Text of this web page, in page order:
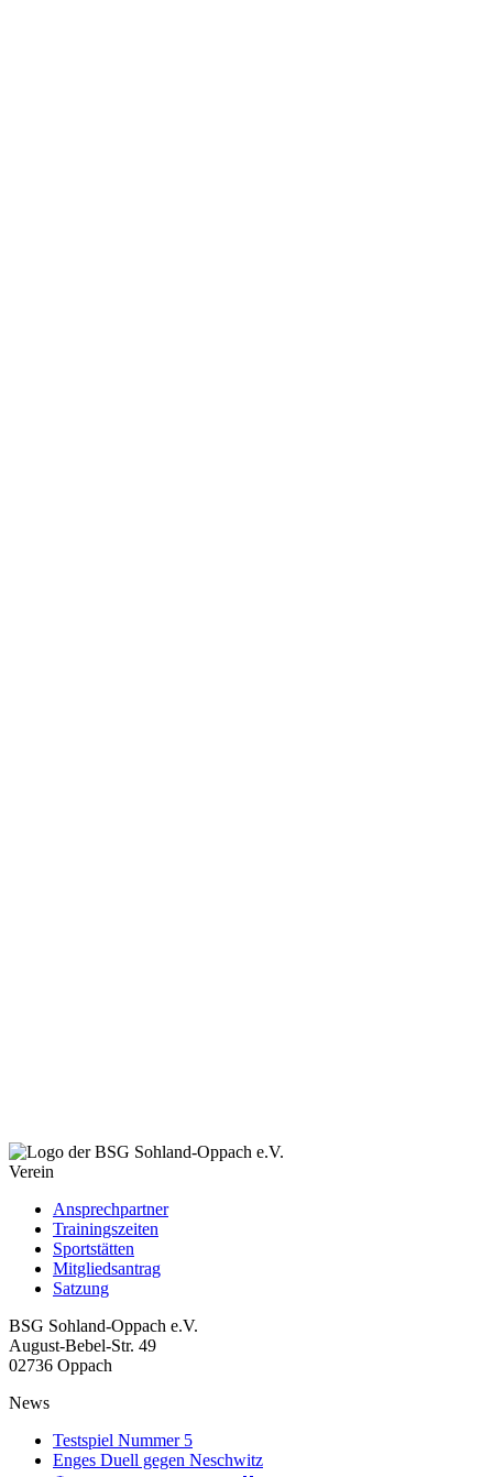
Verein
Ansprechpartner
Trainingszeiten
Sportstätten
Mitgliedsantrag
Satzung
BSG Sohland-Oppach e.V.
August-Bebel-Str. 49
02736 Oppach
News
Testspiel Nummer 5
Enges Duell gegen Neschwitz